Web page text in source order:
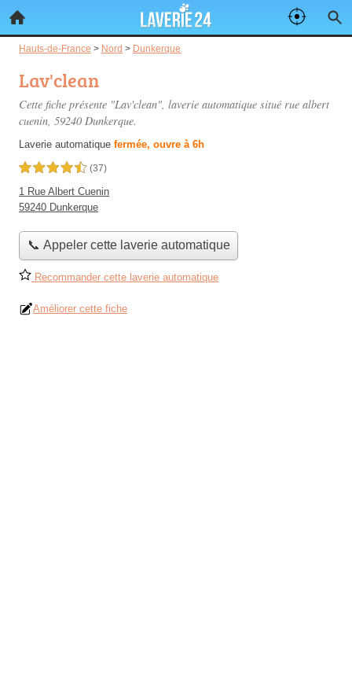
Hauts-de-France > Nord > Dunkerque
Lav'clean
Cette fiche présente "Lav'clean", laverie automatique situé rue albert
cuenin, 59240 Dunkerque.
Laverie automatique fermée, ouvre à 6h
4,5 étoiles sur 5 (37)
1 Rue Albert Cuenin
59240 Dunkerque
📞 Appeler cette laverie automatique
Recommander cette laverie automatique
Améliorer cette fiche